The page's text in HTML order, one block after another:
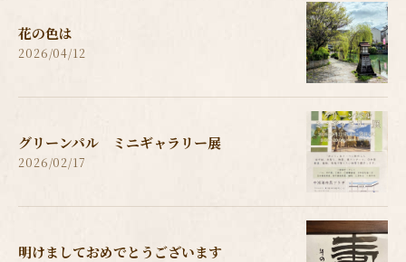
花の色は
2026/04/12
グリーンパル ミニギャラリー展
2026/02/17
明けましておめでとうございます